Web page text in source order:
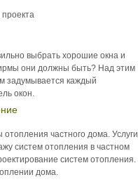
проекта
выбрать хорошие окна и
они должны быть? Над этим
задумывается каждый
окон.
частного дома. Услуги
систем отопления в частном
систем отопления.
дома.